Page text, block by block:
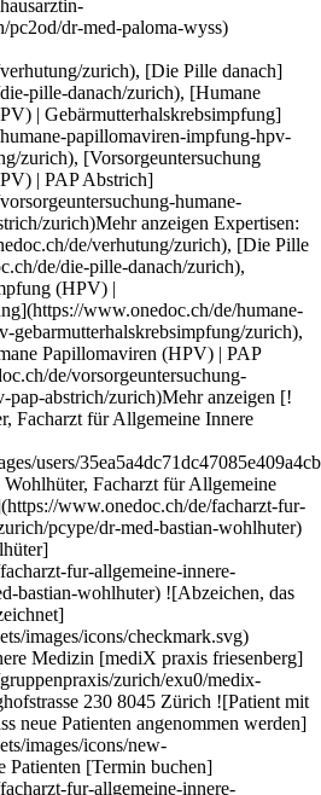
.ch/de/vorsorgeuntersuchung-humane-papillomaviren-hpv-pap-abstrich/zurich)Mehr anzeigen [![Dr. med. Bastian Wohlhüter, Facharzt für Allgemeine Innere Medizin in Zürich](https://assets.onedoc.ch/images/users/35ea5a4dc71dc47085e409a4cb0aa8ababcf186d43c62b20d2326adec91c9486-small.jpg "Dr. med. Bastian Wohlhüter, Facharzt für Allgemeine Innere Medizin in Zürich")](https://www.onedoc.ch/de/facharzt-fur-allgemeine-innere-medizin/zurich/pcype/dr-med-bastian-wohlhuter) ### [Dr. med. Bastian Wohlhüter](https://www.onedoc.ch/de/facharzt-fur-allgemeine-innere-medizin/zurich/pcype/dr-med-bastian-wohlhuter) ![Abzeichen, das ein verifiziertes Profil kennzeichnet](https://www.onedoc.ch/assets/images/icons/checkmark.svg) Facharzt für Allgemeine Innere Medizin [mediX praxis friesenberg](https://www.onedoc.ch/de/gruppenpraxis/zurich/exu0/medix-praxis-friesenberg) Schweighofstrasse 230 8045 Zürich ![Patient mit Pluszeichen, der anzeigt, dass neue Patienten angenommen werden](https://www.onedoc.ch/assets/images/icons/new-patients.svg)Akzeptiert neue Patienten [Termin buchen](https://www.onedoc.ch/de/facharzt-fur-allgemeine-innere-medizin/zurich/pcype/dr-med-bastian-wohlhuter) Expertisen:[Vorsorgeuntersuchung | Check up](https://www.onedoc.ch/de/vorsorgeuntersuchung-check-up/zurich), [Impfungen bei Kindern | Impfungen bei Säuglingen | Impfberatung Pädiatrie](https://www.onedoc.ch/de/impfungen-bei-kindern-impfungen-bei-sauglingen-impfberatung-padiatrie/zurich), [Infusionstherapie | Drip spa](https://www.onedoc.ch/de/infusionstherapie-drip-spa/zurich), [Grippe | Influenza | Grippesymptome | Schnupfen](https://www.onedoc.ch/de/grippe-influenza-grippesymptome-schnupfen/zurich), [Bestimmung des Vitamin-D-Spiegels](https://www.onedoc.ch/de/bestimmung-des-vitamin-d-spiegels/zurich), [Reiseberatung](https://www.onedoc.ch/de/reiseberatung/zurich)Mehr anzeigen Expertisen:[Vorsorgeuntersuchung | Check up](https://www.onedoc.ch/de/vorsorgeuntersuchung-check-up/zurich), [Impfungen bei Kindern | Impfungen bei Säuglingen | Impfberatung Pädiatrie](https://www.onedoc.ch/de/impfungen-bei-kindern-impfungen-bei-sauglingen-impfberatung-padiatrie/zurich), [Infusionstherapie | Drip spa](https://www.onedoc.ch/de/infusionstherapie-drip-spa/zurich), [Grippe | Influenza | Grippesymptome | Schnupfen](https://www.onedoc.ch/de/grippe-influenza-grippesymptome-schnupfen/zurich), [Bestimmung des Vitamin-D-Spiegels](https://www.onedoc.ch/de/bestimmung-des-vitamin-d-spiegels/zurich), [Reiseberatung](https://www.onedoc.ch/de/reiseberatung/zurich)Mehr anzeigen [![Dipl. Arzt Usama Amin Bagum, Facharzt für Allgemeine Innere Medizin in Zürich](https://assets.onedoc.ch/images/users/68faa2044c91f466ad3005b8e83fec2558e7b26c285017b00eab65da8567d171-small.jpg "Dipl. Arzt Usama Amin Bagum, Facharzt für Allgemeine Innere Medizin in Zürich")](https://www.onedoc.ch/de/facharzt-fur-allgemeine-innere-medizin/zurich/pczug/dipl-arzt-usama-amin-bagum) ### [Dipl. Arzt Usama Amin Bagum](https://www.onedoc.ch/de/facharzt-fur-allgemeine-innere-medizin/zurich/pczug/dipl-arzt-usama-amin-bagum) ![Abzeichen, das ein verifiziertes Profil kennzeichnet](https://www.onedoc.ch/assets/images/icons/checkmark.svg) Facharzt für Allgemeine Innere Medizin [Hausarzt- und Spezialarztpraxis Dr. med. A. Knoflach](https://www.onedoc.ch/de/medizinische-praxis/zurich/ebdwm/hausarzt-und-spezialarztpraxis-dr-med-a-knoflach) Birmensdorferstrasse 380 8055 Zürich ![Patient mit Pluszeichen, der anzeigt, dass neue Patienten angenommen werden](https://www.onedoc.ch/assets/images/icons/new-patients.svg)Akzeptiert neue Patienten [Termin buchen](https://www.onedoc.ch/de/facharzt-fur-allgemeine-innere-medizin/zurich/pczug/dipl-arzt-usama-amin-bagum) Expertisen:[Vorsorgeuntersuchung | Check up](https://www.onedoc.ch/de/vorsorgeuntersuchung-check-up/zurich), [Grippe | Influenza | Grippesymptome | Schnupfen](https://www.onedoc.ch/de/grippe-influenza-grippesymptome-schnupfen/zurich), [Aktualisierung des Impfbuchs](https://www.onedoc.ch/de/aktualisierung-des-impfbuchs/zurich), [Vorsorgeuntersuchung Harnwegsinfektionen](https://www.onedoc.ch/de/vorsorgeuntersuchung-harnwegsinfektionen/zurich), [Blutentnahme | Blutprobe](https://www.onedoc.ch/de/blutentnahme-blutprobe/zurich), [Messung des Eisenspiegels | Ferritin](https://www.onedoc.ch/de/messung-des-eisenspiegels-ferritin/zurich), [Bestimmung des Vitamin-D-Spiegels](https://www.onedoc.ch/de/bestimmung-des-vitamin-d-spiegels/zurich), [Infusionstherapie | Drip spa](https://www.onedoc.ch/de/infusionstherapie-drip-spa/zurich), [Elektrokardiogramm (EKG)](https://www.onedoc.ch/de/elektrokardiogramm-ekg/zurich)Mehr anzeigen Expertisen:[Vorsorgeuntersuchung | Check up](https://www.onedoc.ch/de/vorsorgeuntersuchung-check-up/zurich), [Grippe | Influenza | Grippesymptome | Schnupfen](https://www.onedoc.ch/de/grippe-influenza-grippesymptome-schnupfen/zurich), [Aktualisierung des Impfbuchs](https://www.onedoc.ch/de/aktualisierung-des-impfbuchs/zurich), [Vorsorgeuntersuchung Harnwegsinfektionen](https://www.onedoc.ch/de/vorsorgeuntersuchung-harnwegsinfektionen/zurich), [Blutentnahme | Blutprobe](https://www.onedoc.ch/de/blutentnahme-blutprobe/zurich), [Messung des Eisenspiegels | Ferritin](https://www.onedoc.ch/de/messung-des-eisenspiegels-ferritin/zurich), [Bestimmung des Vitamin-D-Spiegels](https://www.onedoc.ch/de/bestimmung-des-vitamin-d-spiegels/zurich), [Infusionstherapie | Drip spa](https://www.onedoc.ch/de/infusionstherapie-drip-spa/zurich), [Elektrokardiogramm (EKG)](https://www.onedoc.ch/de/elektrokardiogramm-ekg/zurich)Mehr anzeigen [![Dipl. Arzt Michel Pinto, Assistenzarzt in Zürich](https://assets.onedoc.ch/images/users/320b88c6f74281b9ec9b73d4413e2b09432c73b2ff48456948fb2c2b227782bd-small.jpg "Dipl. Arzt Michel Pinto, Assistenzarzt in Zürich")](https://www.onedoc.ch/de/hausarzt-allgemeinmedizin/zurich/pcshv/dipl-arzt-michel-pinto) ### [Dipl. Arzt Michel Pinto](https://www.onedoc.ch/de/hausarzt-allgemeinmedizin/zurich/pcshv/dipl-arzt-michel-pinto) ![Abzeichen, das ein verifiziertes Profil kennzeichnet](https://www.onedoc.ch/assets/images/icons/checkmark.svg) [Assistenzarzt](https://www.onedoc.ch/de/hausarzt-allgemeinmedizin/zurich), Assistenzarzt Allgemeine Innere Medizin [Arzthaus Zürich Stadelhofen](https://www.onedoc.ch/de/medizinisches-zentrum/zurich/ewil/arzthaus-zurich-stadelhofen) Goethestrasse 14 8001 Zürich ![Patient mit Pluszeichen, der anzeigt, dass neue Patienten angenommen werden](https://www.onedoc.ch/assets/images/icons/new-patients.svg)Akzeptiert neue Patienten [Termin buchen](https://www.onedoc.ch/de/hausarzt-allgemeinmedizin/zurich/pcshv/dipl-arzt-michel-pinto) Expertisen:[Arbeitsmedizinische Vorsorgeuntersuchung](https://www.onedoc.ch/de/arbeitsmedizinische-vorsorgeuntersuchung/zurich), [Hausärztlicher Notfall](https://www.onedoc.ch/de/hausarztlicher-notfall/zurich), [Holter EKG | Langzeit-EKG](https://www.onedoc.ch/de/holter-ekg-langzeit-ekg/zurich), [Langzeit-Blutdruck | 24h Blutdruckmessung](https://www.onedoc.ch/de/langzeit-blutdruck-24h-blutdruckmessung/zurich), [Impfberatung](https://www.onedoc.ch/de/impfberatung/zurich), [Hepatitis A/B Impfung](https://www.onedoc.ch/de/hepatitis-a-b-impfung/zurich), [Humane Papillomaviren Impfung (HPV) | Gebärmutterhalskrebsimpfung](https://www.onedoc.ch/de/humane-papillomaviren-impfung-hpv-gebarmutterhalskrebsimpfung/zurich)Mehr anzeigen Expertisen:[Arbeitsmedizinische Vorsorgeuntersuchung](https://www.onedoc.ch/de/arbeitsmedizinische-vorsorgeuntersuchung/zurich), [Hausärztlicher Notfall](https://www.onedoc.ch/de/hausarztlicher-notfall/zurich), [Holter EKG | Langzeit-EKG](https://www.onedoc.ch/de/holter-ekg-langzeit-ekg/zurich), [Langzeit-Blutdruck | 24h Blutdruckmessung](https://www.onedoc.ch/de/langzeit-blutdruck-24h-blutdruckmessung/zurich), [Impfberatung](https://www.onedoc.ch/de/impfberatung/zurich), [Hepatitis A/B Impfung](https://www.onedoc.ch/de/hepatitis-a-b-impfung/zurich), [Humane Papillomaviren Impfung (HPV) | Gebärmutterhalskrebsimpfung](https://www.onedoc.ch/de/humane-papillomaviren-impfung-hpv-gebarmutterhalskrebsimpfung/zurich)Mehr anzeigen [![Dr. med. Andreas Gutwein, Angiologe in Zürich](https://assets.onedoc.ch/images/users/2518ce82461bca75402eac53adc29ffb72415a920e0d5a3e7012d2cca49de1e5-small.jpg "Dr. med. Andreas Gutwein, Angiologe in Zürich")](https://www.onedoc.ch/de/angiologe/zurich/pc2c4/dr-med-andreas-gutwein) ### [Dr. med. Andreas Gutwein](https://www.onedoc.ch/de/angiologe/zurich/pc2c4/dr-med-andreas-gutwein) ![Abzeichen, das ein verifiziertes Profil kennzeichnet](https://www.onedoc.ch/assets/images/icons/checkmark.svg) [Angiologe](https://www.onedoc.ch/de/angiologe/zurich), Facharzt für Allgemeine Innere Medizin [Derma Medical Clinic](https://www.onedoc.ch/de/medizinische-praxis/zurich/ebdte/derma-medical-clinic) Kalanderplatz 1 8045 Zürich ![Patient mit Pluszeichen, der anzeigt, dass neue Patienten angenommen werden](https://www.onedoc.ch/assets/images/icons/new-patients.svg)Akzeptiert neue Patienten [Termin buchen](https://www.onedoc.ch/de/angiologe/zurich/pc2c4/dr-med-andreas-gutwein) Expertisen:[Gefässspezialist](https://www.onedoc.ch/de/gefassspezialist/zurich), [Krampfadern | Besenreiser | Varikosis | Varikose](https://www.onedoc.ch/de/krampfadern-besenreiser-varikosis-varikose/zurich), [Aneurysma](https://www.onedoc.ch/de/aneurysma/zurich), [Arteriosklerose | Atherosklerose | Arterienverkalkung](https://www.onedoc.ch/de/arteriosklerose-atherosklerose-arterienverkalkung/zurich), [Herz-Kreislauf-Prävention | CardioCheck](https://www.onedoc.ch/de/herz-kreislauf-pravention-cardiocheck/zurich), [Durchblutungsstörung](https://www.onedoc.ch/de/durchblutungsstorung/zurich), [Thrombose | Tiefe Venenthrombose (TVT)](https://www.onedoc.ch/de/thrombose-tiefe-venenthrombose-tvt/zurich), [Venenentzündung | Phlebitis](https://www.onedoc.ch/de/venenentzundung-phlebitis/zurich), [Erektile Dysfunktion (ED) | Potenzstörung | Erektionsstörung | Impotenz]